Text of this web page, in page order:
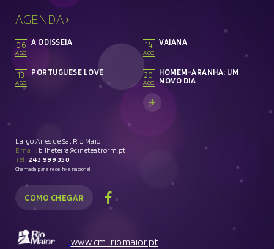
AGENDA
06
AGO
A ODISSEIA
13
AGO
PORTUGUESE LOVE
14
AGO
VAIANA
20
AGO
HOMEM-ARANHA: UM
NOVO DIA
Largo Aires de Sá, Rio Maior
Email: bilheteira@cineteatrorm.pt
Tel. 243 999 350
Chamada para rede fixa nacional
COMO CHEGAR
www.cm-riomaior.pt